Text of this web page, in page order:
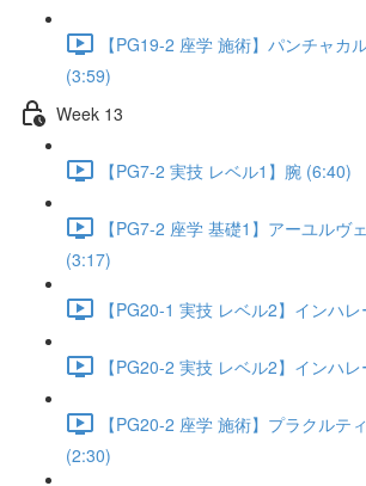
【PG19-2 座学 施術】パンチャカ
(3:59)
Week 13
【PG7-2 実技 レベル1】腕 (6:40)
【PG7-2 座学 基礎1】アーユルヴ
(3:17)
【PG20-1 実技 レベル2】インハ
【PG20-2 実技 レベル2】インハ
【PG20-2 座学 施術】プラクルテ
(2:30)